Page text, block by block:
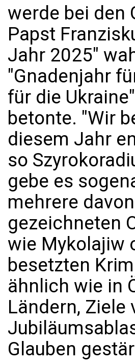
werde bei den
Papst
Jahr 2025"
"Gnadenjahr
für die
betonte. "Wir
diesem Jahr
so
gebe es
mehrere
gezeichneten
wie Mykolajiw
besetzten
ähnlich wie in
Ländern, Ziele
Glauben